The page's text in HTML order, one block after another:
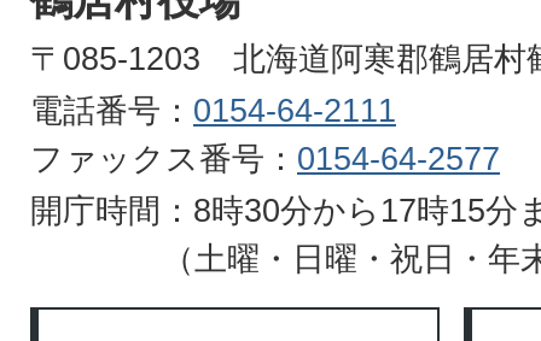
HOKKAIDO
〒085-1203 北海道阿寒郡鶴居村
電話番号： 0154-64-2111
ファックス番号： 0154-64-2577
開庁時間：8時30分から17時15分
（土曜・日曜・祝日・年